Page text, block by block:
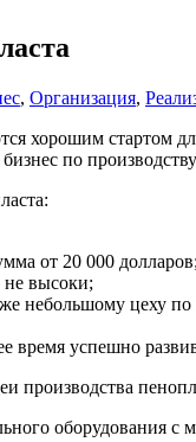
, Организация,
хорошим стартом
по
от 20 000 долларов;
не высоки;
небольшому цеху по
время успешно
производства
оборудования с